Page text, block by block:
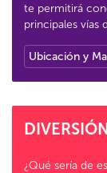
te permitirá
principales vías
Ubicación y
¿Qué sería de